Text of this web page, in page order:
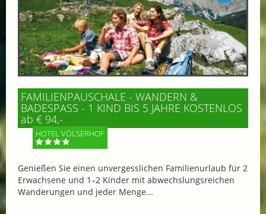
FAMILIENPAUSCHALE - WANDERN &
BADESPASS - 1 KIND BIS 5 JAHRE KOSTENLOS
ab € 94,-
HOTEL VÖLSERHOF
Genießen Sie einen unvergesslichen Familienurlaub für 2
Erwachsene und 1–2 Kinder mit abwechslungsreichen
Wanderungen und jeder Menge...